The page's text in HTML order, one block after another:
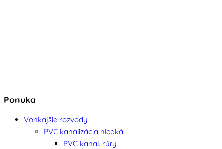
Ponuka
Vonkajšie rozvody
PVC kanalizácia hladká
PVC kanal. rúry